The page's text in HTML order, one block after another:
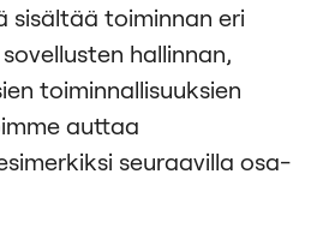
sisältää toiminnan eri
hallinnan,
toiminnallisuuksien
auttaa
seuraavilla osa-